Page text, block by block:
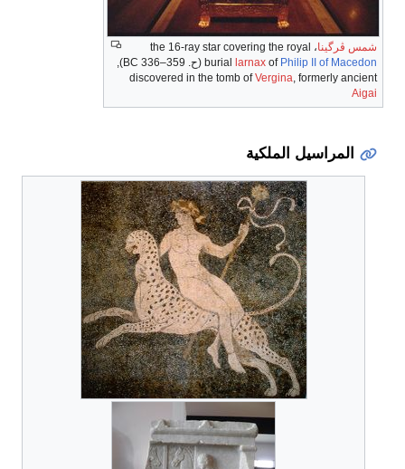
شمس ڤرگينا
، the 16-ray star covering the royal
burial
larnax of Philip II of Macedon
(ح. 359–336 BC
),
discovered in the tomb ofVergina, formerly ancient
Aigai
المراسيل الملكية
التكنولوجيا